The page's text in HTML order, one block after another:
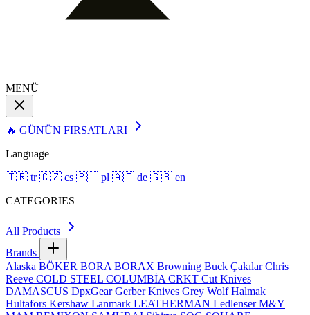
MENÜ
🔥 GÜNÜN FIRSATLARI
Language
🇹🇷 tr 🇨🇿 cs 🇵🇱 pl 🇦🇹 de 🇬🇧 en
CATEGORIES
All Products
Brands
Alaska BÖKER BORA BORAX Browning Buck ÇakılarChris
Reeve COLD STEEL COLUMBİA CRKT Cut Knives
DAMASCUS DpxGearGerber Knives Grey WolfHalmak
Hultafors Kershaw Lanmark LEATHERMAN LedlenserM&Y